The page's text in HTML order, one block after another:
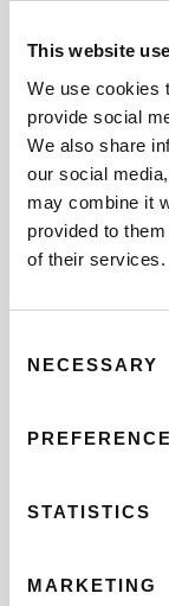
This website
We use cookies
provide social
We also share
our social
may combine it
provided to
of their services.
Selection
NECESSARY
STATISTICS
MARKETING
NIVEAU
GIDS